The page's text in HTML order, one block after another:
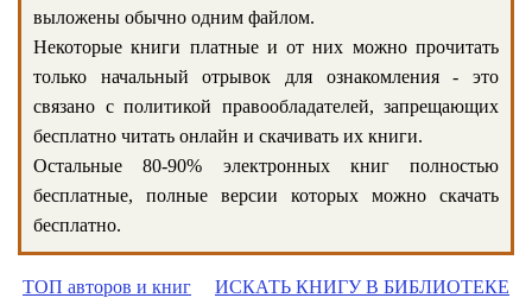
выложены обычно одним файлом.
Некоторые книги платные и от них можно прочитать
только начальный отрывок для ознакомления - это
связано с политикой правообладателей, запрещающих
бесплатно читать онлайн и скачивать их книги.
Остальные 80-90% электронных книг полностью
бесплатные, полные версии которых можно скачать
бесплатно.
ТОП авторов и книг ИСКАТЬ КНИГУ В БИБЛИОТЕКЕ